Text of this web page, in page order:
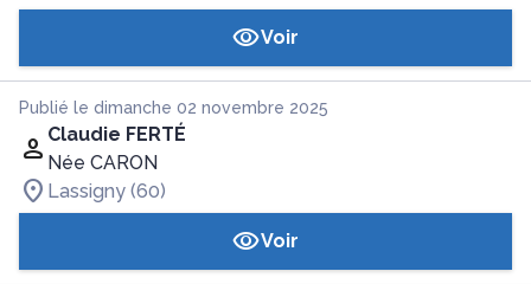
Voir
Publié le dimanche 02 novembre 2025
Claudie FERTÉ
Née CARON
Lassigny (60)
Voir